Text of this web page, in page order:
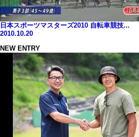
日本スポーツマスターズ2010 自転車競技...
2010.10.20
NEW ENTRY